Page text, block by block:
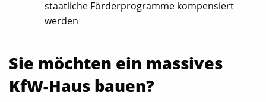
staatliche Förderprogramme kompensiert
werden
Sie möchten ein massives
KfW-Haus bauen?